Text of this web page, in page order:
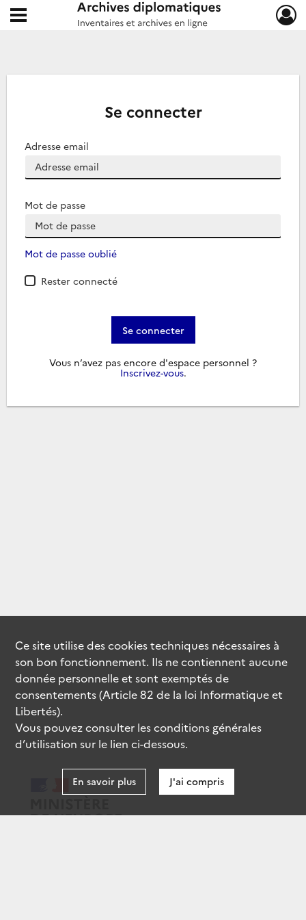
Archives diplomatiques
Ouvrir le menu déroulant
Se connecter
Adresse email
Mot de passe
Mot de passe oublié
Rester connecté
Se connecter
Vous n’avez pas encore d'espace personnel ?
Inscrivez-vous.
Ce site utilise descookiestechniques nécessaires à
son bon fonctionnement. Ils ne contiennent aucune
donnée personnelle et sont exemptés de
consentements (Article 82 de la loi Informatique et
Libertés).
Vous pouvez consulter les conditions générales
d’utilisation sur le lien ci-dessous.
En savoir plus J'ai compris